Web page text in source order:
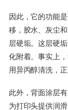
因此，它的功能
移，胶水、灰尘
层硬垢。这层硬
化附着。事实上
用异丙醇清洗，
此外，背面涂层
为打印头提供润